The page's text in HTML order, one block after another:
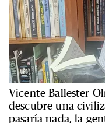
Vicente Ballester
descubre una
pasaría nada, la